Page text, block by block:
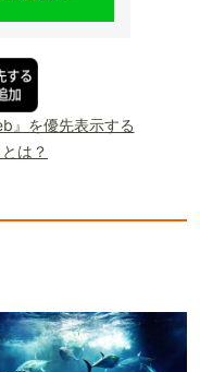
』を優先表示する
は？